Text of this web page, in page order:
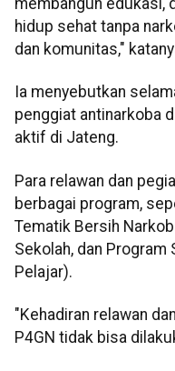
membangun edukasi,
hidup sehat tanpa
dan komunitas,"
Ia menyebutkan
penggiat antinarkoba
aktif di Jateng.
Para relawan dan
berbagai program,
Tematik Bersih
Sekolah, dan Program
Pelajar).
"Kehadiran relawan
P4GN tidak bisa